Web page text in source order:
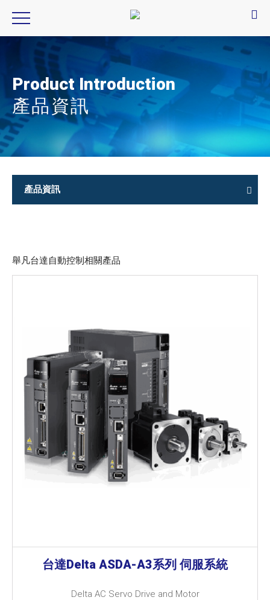
Product Introduction
產品資訊
產品資訊
舉凡台達自動控制相關產品
台達Delta ASDA-A3系列 伺服系統
Delta AC Servo Drive and Motor